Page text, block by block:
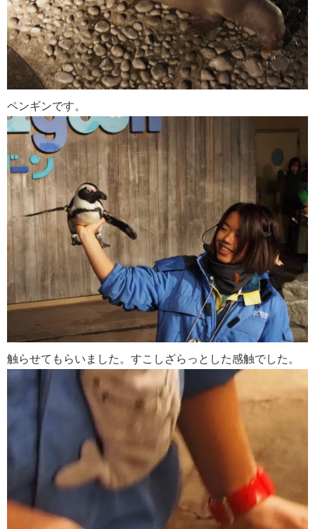
ペンギンです。
触らせてもらいました。すこしざらっとした感触でした。